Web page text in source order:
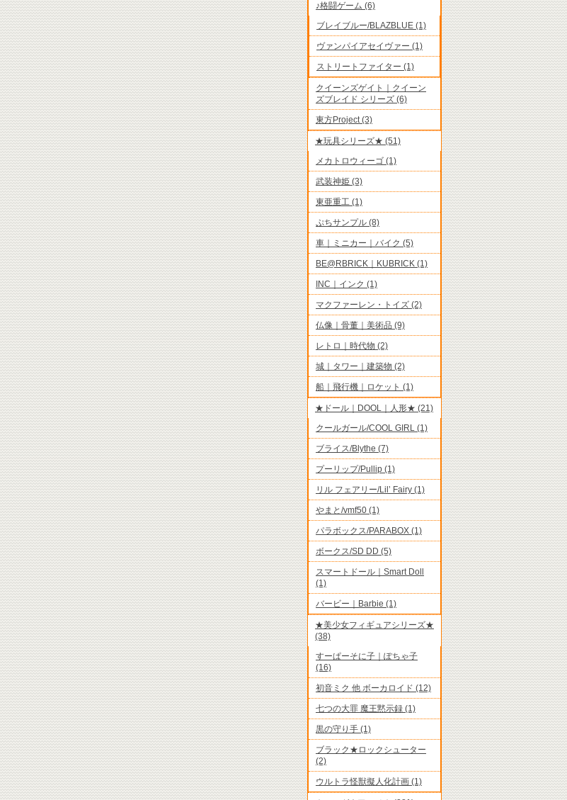
♪格闘ゲーム (6)
ブレイブルー/BLAZBLUE (1)
ヴァンパイアセイヴァー (1)
ストリートファイター (1)
クイーンズゲイト｜クイーン
ズブレイド シリーズ (6)
東方Project (3)
★玩具シリーズ★ (51)
メカトロウィーゴ (1)
武装神姫 (3)
東亜重工 (1)
ぷちサンプル (8)
車｜ミニカー｜バイク (5)
BE@RBRICK｜KUBRICK (1)
INC｜インク (1)
マクファーレン・トイズ (2)
仏像｜骨董｜美術品 (9)
レトロ｜時代物 (2)
城｜タワー｜建築物 (2)
船｜飛行機｜ロケット (1)
★ドール｜DOOL｜人形★ (21)
クールガール/COOL GIRL (1)
ブライス/Blythe (7)
プーリップ/Pullip (1)
リル フェアリー/Lil’ Fairy (1)
やまと/vmf50 (1)
パラボックス/PARABOX (1)
ボークス/SD DD (5)
スマートドール｜Smart Doll
(1)
バービー｜Barbie (1)
★美少女フィギュアシリーズ★
(38)
すーぱーそに子｜ぽちゃ子
(16)
初音ミク 他 ボーカロイド (12)
七つの大罪 魔王黙示録 (1)
黒の守り手 (1)
ブラック★ロックシューター
(2)
ウルトラ怪獣擬人化計画 (1)